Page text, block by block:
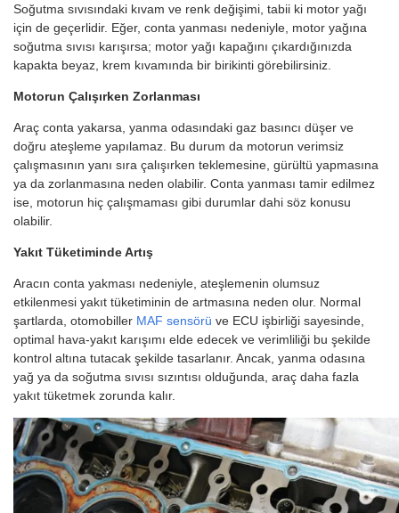
Soğutma sıvısındaki kıvam ve renk değişimi, tabii ki motor yağı
için de geçerlidir. Eğer, conta yanması nedeniyle, motor yağına
soğutma sıvısı karışırsa; motor yağı kapağını çıkardığınızda
kapakta beyaz, krem kıvamında bir birikinti görebilirsiniz.
Motorun Çalışırken Zorlanması
Araç conta yakarsa, yanma odasındaki gaz basıncı düşer ve
doğru ateşleme yapılamaz. Bu durum da motorun verimsiz
çalışmasının yanı sıra çalışırken teklemesine, gürültü yapmasına
ya da zorlanmasına neden olabilir. Conta yanması tamir edilmez
ise, motorun hiç çalışmaması gibi durumlar dahi söz konusu
olabilir.
Yakıt Tüketiminde Artış
Aracın conta yakması nedeniyle, ateşlemenin olumsuz
etkilenmesi yakıt tüketiminin de artmasına neden olur. Normal
şartlarda, otomobiller MAF sensörü ve ECU işbirliği sayesinde,
optimal hava-yakıt karışımı elde edecek ve verimliliği bu şekilde
kontrol altına tutacak şekilde tasarlanır. Ancak, yanma odasına
yağ ya da soğutma sıvısı sızıntısı olduğunda, araç daha fazla
yakıt tüketmek zorunda kalır.